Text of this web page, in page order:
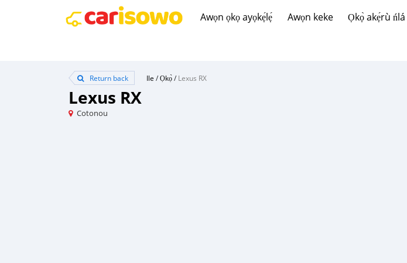
Awọn ọkọ ayọkẹ́lẹ́ Awọn keke Ọkọ̀ akẹ́rù ńlá
Return back Ile /Ọkọ̀/Lexus RX
Lexus RX
Cotonou